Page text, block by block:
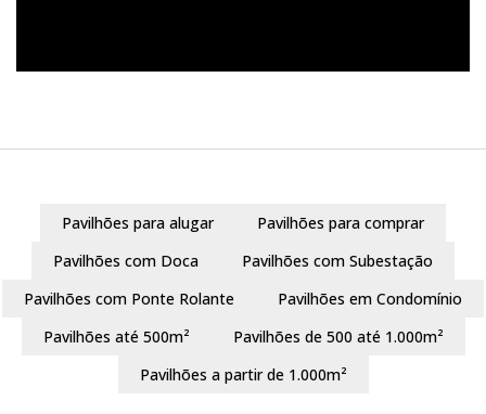
Pavilhões para alugar
Pavilhões para comprar
Pavilhões com Doca
Pavilhões com Subestação
Pavilhões com Ponte Rolante
Pavilhões em Condomínio
Pavilhões até 500m²
Pavilhões de 500 até 1.000m²
Pavilhões a partir de 1.000m²